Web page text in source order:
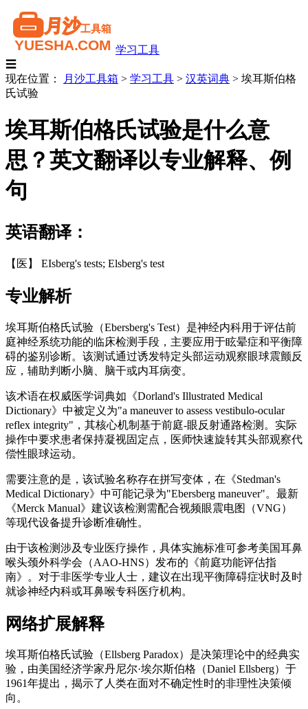
学习工具
☰
现在位置：
月沙工具箱 > 学习工具 > 汉英词典 > 埃耳斯伯格
氏试验
埃耳斯伯格氏试验是什么意
思？英文翻译以专业解释、例
句
英语翻译：
【医】 EIsberg's tests; Elsberg's test
专业解析
埃耳斯伯格氏试验（Ebersberg's Test）是神经内科用于评估前
庭神经系统功能的临床检测手段，主要应用于眩晕症和平衡障
碍的鉴别诊断。该测试通过诱发特定头部运动观察眼球震颤反
应，辅助判断小脑、脑干或内耳病变。
该术语在权威医学词典如《Dorland's Illustrated Medical
Dictionary》中被定义为"a maneuver to assess vestibulo-ocular
reflex integrity"，其核心机制基于前庭-眼反射通路检测。实际
操作中要求患者保持凝视固定点，医师快速旋转其头部观察代
偿性眼球运动。
需要注意的是，该试验名称存在拼写变体，在《Stedman's
Medical Dictionary》中可能记录为"Ebersberg maneuver"。最新
《Merck Manual》建议该检测需配合视频眼震电图（VNG）
等现代设备提升诊断准确性。
由于该检测涉及专业医疗操作，具体实施标准可参考美国耳鼻
喉头颈外科学会（AAO-HNS）发布的《前庭功能评估指
南》。对于非医学专业人士，建议在出现平衡障碍症状时及时
就诊神经内科或耳鼻喉专科医疗机构。
网络扩展解释
埃耳斯伯格氏试验（Ellsberg Paradox）是决策理论中的经典实
验，由美国经济学家丹尼尔·埃尔斯伯格（Daniel Ellsberg）于
1961年提出，揭示了人类在面对不确定性时的非理性决策倾
向。